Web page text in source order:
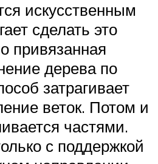
искусственным
сделать это
привязанная
дерева по
затрагивает
веток. Потом и
частями.
с поддержкой